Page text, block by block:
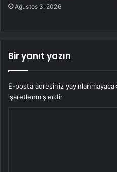
Ağustos 3, 2026
Bir yanıt yazın
E-posta adresiniz
işaretlenmişlerdir